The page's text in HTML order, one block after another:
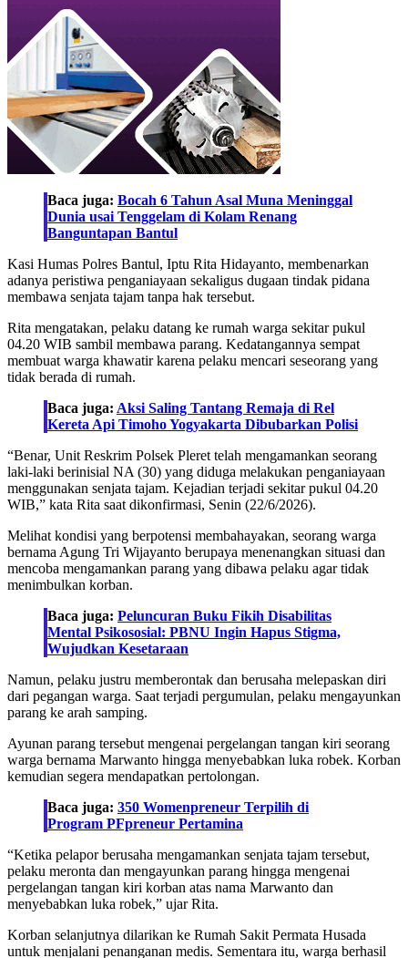
Baca juga: Bocah 6 Tahun Asal Muna Meninggal
Dunia usai Tenggelam di Kolam Renang
Banguntapan Bantul
Kasi Humas Polres Bantul, Iptu Rita Hidayanto, membenarkan
adanya peristiwa penganiayaan sekaligus dugaan tindak pidana
membawa senjata tajam tanpa hak tersebut.
Rita mengatakan, pelaku datang ke rumah warga sekitar pukul
04.20 WIB sambil membawa parang. Kedatangannya sempat
membuat warga khawatir karena pelaku mencari seseorang yang
tidak berada di rumah.
Baca juga: Aksi Saling Tantang Remaja di Rel
Kereta Api Timoho Yogyakarta Dibubarkan Polisi
“Benar, Unit Reskrim Polsek Pleret telah mengamankan seorang
laki-laki berinisial NA (30) yang diduga melakukan penganiayaan
menggunakan senjata tajam. Kejadian terjadi sekitar pukul 04.20
WIB,” kata Rita saat dikonfirmasi, Senin (22/6/2026).
Melihat kondisi yang berpotensi membahayakan, seorang warga
bernama Agung Tri Wijayanto berupaya menenangkan situasi dan
mencoba mengamankan parang yang dibawa pelaku agar tidak
menimbulkan korban.
Baca juga: Peluncuran Buku Fikih Disabilitas
Mental Psikososial: PBNU Ingin Hapus Stigma,
Wujudkan Kesetaraan
Namun, pelaku justru memberontak dan berusaha melepaskan diri
dari pegangan warga. Saat terjadi pergumulan, pelaku mengayunkan
parang ke arah samping.
Ayunan parang tersebut mengenai pergelangan tangan kiri seorang
warga bernama Marwanto hingga menyebabkan luka robek. Korban
kemudian segera mendapatkan pertolongan.
Baca juga: 350 Womenpreneur Terpilih di
Program PFpreneur Pertamina
“Ketika pelapor berusaha mengamankan senjata tajam tersebut,
pelaku meronta dan mengayunkan parang hingga mengenai
pergelangan tangan kiri korban atas nama Marwanto dan
menyebabkan luka robek,” ujar Rita.
Korban selanjutnya dilarikan ke Rumah Sakit Permata Husada
untuk menjalani penanganan medis. Sementara itu, warga berhasil